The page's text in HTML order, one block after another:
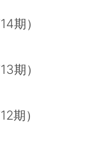
期）
期）
期）